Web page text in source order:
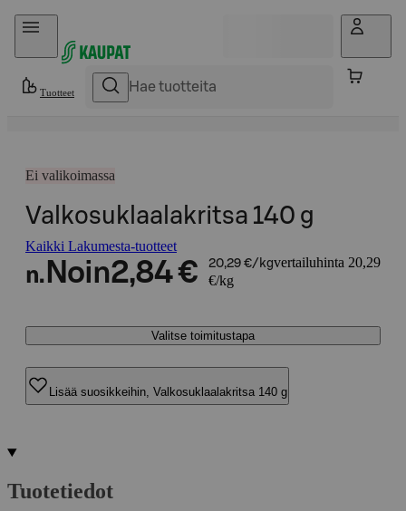
Hyppää sisältöön
Tuotteet
Ei valikoimassa
Valkosuklaalakritsa 140 g
Kaikki Lakumesta-tuotteet
n. Noin2,84 € 20,29 €/kgvertailuhinta 20,29
€/kg
Valitse toimitustapa
Lisää suosikkeihin, Valkosuklaalakritsa 140 g
Tuotetiedot